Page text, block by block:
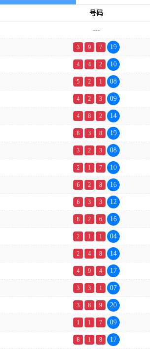
号码
---
3 9 7 19
4 4 2 10
5 2 1 08
4 2 3 09
4 8 2 14
8 3 8 19
3 2 3 08
2 1 7 10
6 2 8 16
6 3 3 12
8 2 6 16
2 1 1 04
2 4 8 14
4 9 4 17
3 3 1 07
3 8 9 20
1 1 7 09
8 1 8 17